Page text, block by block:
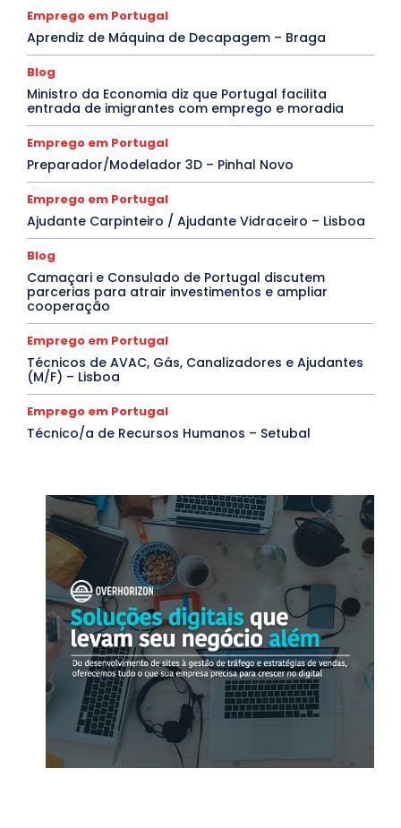
Emprego em Portugal
Aprendiz de Máquina de Decapagem – Braga
Blog
Ministro da Economia diz que Portugal facilita
entrada de imigrantes com emprego e moradia
Emprego em Portugal
Preparador/Modelador 3D – Pinhal Novo
Emprego em Portugal
Ajudante Carpinteiro / Ajudante Vidraceiro – Lisboa
Blog
Camaçari e Consulado de Portugal discutem
parcerias para atrair investimentos e ampliar
cooperação
Emprego em Portugal
Técnicos de AVAC, Gás, Canalizadores e Ajudantes
(M/F) – Lisboa
Emprego em Portugal
Técnico/a de Recursos Humanos – Setubal